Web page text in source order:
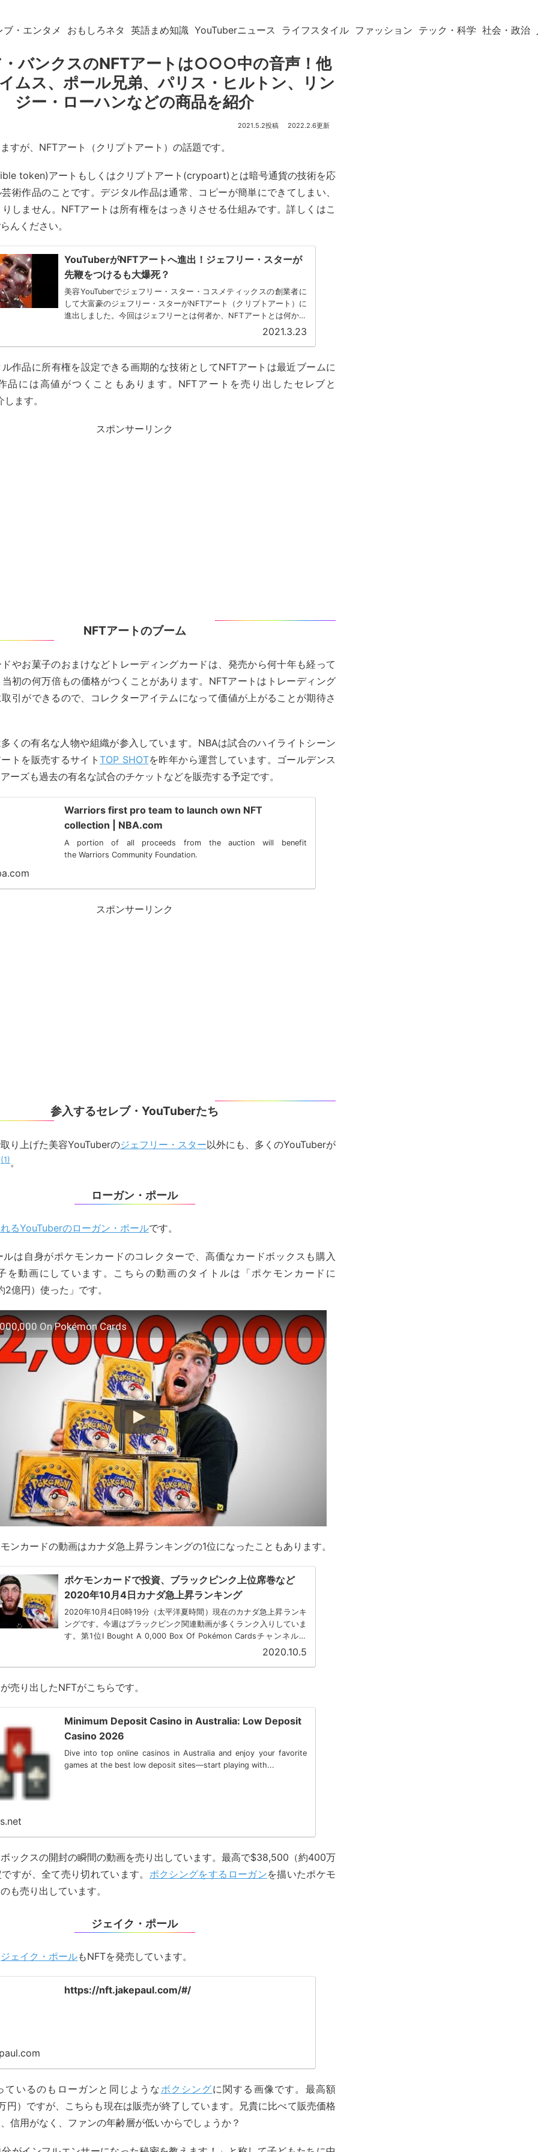
ブ・エンタメ おもしろネタ 英語まめ知識 YouTuberニュース ライフスタイル ファッション テック・科学 社会・政治
・バンクスのNFTアートは○○○中の音声！他
ムス、ポール兄弟、パリス・ヒルトン、リン
ジー・ローハンなどの商品を紹介
2021.5.2 2022.2.6
すが、NFTアート（クリプトアート）の話題です。
token)アートもしくはクリプトアート(crypoart)とは暗号通貨の技術を応
術作品のことです。デジタル作品は通常、コピーが簡単にできてしまい、
しません。NFTアートは所有権をはっきりさせる仕組みです。詳しくはこ
んください。
YouTuberがNFTアートへ進出！ジェフリー・スターが
先鞭をつけるも大爆死？
美容YouTuberでジェフリー・スター・コスメティックスの創業者に
して大富豪のジェフリー・スターがNFTアート（クリプトアート）に
進出しました。今回はジェフリーとは何者か、NFTアートとは何かを
2021.3.23
作品に所有権を設定できる画期的な技術としてNFTアートは最近ブームに
品には高値がつくこともあります。NFTアートを売り出したセレブと
ます。
スポンサーリンク
NFTアートのブーム
やお菓子のおまけなどトレーディングカードは、発売から何十年も経って
初の何万倍もの価格がつくことがあります。NFTアートはトレーディング
引ができるので、コレクターアイテムになって価値が上がることが期待さ
くの有名な人物や組織が参入しています。NBAは試合のハイライトシーン
トを販売するサイトTOP SHOTを昨年から運営しています。ゴールデンス
ーズも過去の有名な試合のチケットなどを販売する予定です。
Warriors first pro team to launch own NFT
collection | NBA.com
A portion of all proceeds from the auction will benefit
the Warriors Community Foundation.
スポンサーリンク
参入するセレブ・YouTuberたち
り上げた美容YouTuberのジェフリー・スター以外にも、多くのYouTuberが
1 。
ローガン・ポール
るYouTuberのローガン・ポールです。
ルは自身がポケモンカードのコレクターで、高価なカードボックスも購入
を動画にしています。こちらの動画のタイトルは「ポケモンカードに
億円）使った」です。
On Pokémon Cards
ンカードの動画はカナダ急上昇ランキングの1位になったこともあります。
ポケモンカードで投資、ブラックピンク上位席巻など
2020年10月4日カナダ急上昇ランキング
2020年10月4日0時19分（太平洋夏時間）現在のカナダ急上昇ランキ
ングです。今週はブラックピンク関連動画が多くランク入りしていま
す。第1位I Bought A 0,000 Box Of Pokémon Cardsチャンネルは
2020.10.5
売り出したNFTがこちらです。
Minimum Deposit Casino in Australia: Low Deposit
Casino 2026
Dive into top online casinos in Australia and enjoy your favorite
games at the best low deposit sites—start playing with...
ックスの開封の瞬間の動画を売り出しています。最高で$38,500（約400万
すが、全て売り切れています。 ポクシングをするローガンを描いたポケモ
も売り出しています。
ジェイク・ポール
ジェイク・ポールもNFTを発売しています。
https://nft.jakepaul.com/#/
ているのもローガンと同じような ボクシングに関する画像です。最高額
円）ですが、こちらも現在は販売が終了しています。兄貴に比べて販売価格
信用がなく、ファンの年齢層が低いからでしょうか？